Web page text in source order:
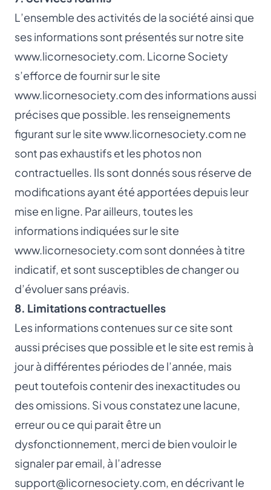
L’ensemble des activités de la société ainsi que
ses informations sont présentés sur notre site
www.licornesociety.com. Licorne Society
s’efforce de fournir sur le site
www.licornesociety.comdes informations aussi
précises que possible. les renseignements
figurant sur le sitewww.licornesociety.comne
sont pas exhaustifs et les photos non
contractuelles. Ils sont donnés sous réserve de
modifications ayant été apportées depuis leur
mise en ligne. Par ailleurs, toutes les
informations indiquées sur le site
www.licornesociety.comsont données à titre
indicatif, et sont susceptibles de changer ou
d’évoluer sans préavis.
8. Limitations contractuelles
Les informations contenues sur ce site sont
aussi précises que possible et le site est remis à
jour à différentes périodes de l’année, mais
peut toutefois contenir des inexactitudes ou
des omissions. Si vous constatez une lacune,
erreur ou ce qui parait être un
dysfonctionnement, merci de bien vouloir le
signaler par email, à l’adresse
support@licornesociety.com, en décrivant le